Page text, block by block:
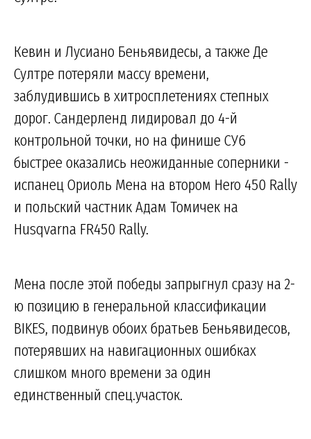
Кевин и Лусиано Беньявидесы, а также Де
Султре потеряли массу времени,
заблудившись в хитросплетениях степных
дорог. Сандерленд лидировал до 4-й
контрольной точки, но на финише СУ6
быстрее оказались неожиданные соперники -
испанец Ориоль Мена на втором Hero 450 Rally
и польский частник Адам Томичек на
Husqvarna FR450 Rally.
Мена после этой победы запрыгнул сразу на 2-
ю позицию в генеральной классификации
BIKES, подвинув обоих братьев Беньявидесов,
потерявших на навигационных ошибках
слишком много времени за один
единственный спец.участок.